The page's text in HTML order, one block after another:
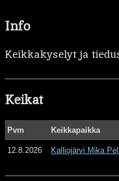
Info
Keikkakyselyt ja
Keikat
Pvm Keikkapaikka
12.8.2026 Kalliojärvi Mika